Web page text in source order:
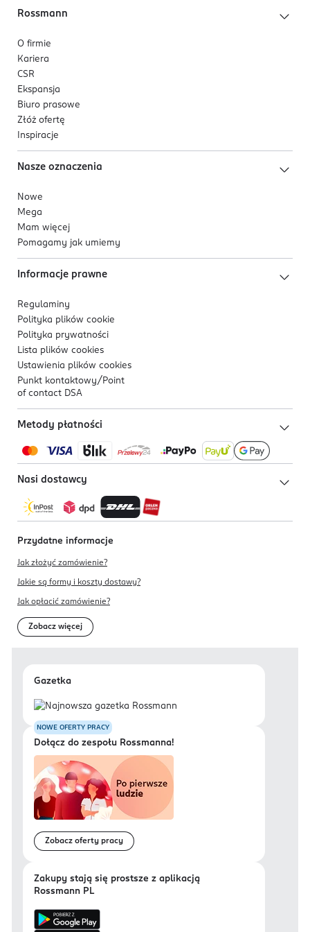
Rossmann
O firmie
Kariera
CSR
Ekspansja
Biuro prasowe
Złóż ofertę
Inspiracje
Nasze oznaczenia
Nowe
Mega
Mam więcej
Pomagamy jak umiemy
Informacje prawne
Regulaminy
Polityka plików cookie
Polityka prywatności
Lista plików cookies
Ustawienia plików cookies
Punkt kontaktowy/ Point
of contact DSA
Metody płatności
Nasi dostawcy
Przydatne informacje
Jak złożyć zamówienie?
Jakie są formy i koszty dostawy?
Jak opłacić zamówienie?
Zobacz więcej
Gazetka
NOWE OFERTY PRACY
Dołącz do zespołu Rossmanna!
Zobacz oferty pracy
Zakupy stają się prostsze z aplikacją
Rossmann PL